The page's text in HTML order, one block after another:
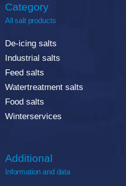
Category
All salt products
De-icing salts
Industrial salts
Feed salts
Watertreatment salts
Food salts
Winterservices
Additional
Information and data